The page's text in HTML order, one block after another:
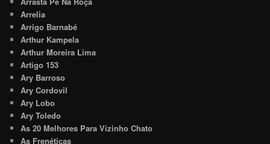
Arrelia
Arrigo Barnabé
Arthur Kampela
Arthur Moreira Lima
Artigo 153
Ary Barroso
Ary Cordovil
Ary Lobo
Ary Toledo
As 20 Melhores Para Vizinho Chato
As Frenéticas